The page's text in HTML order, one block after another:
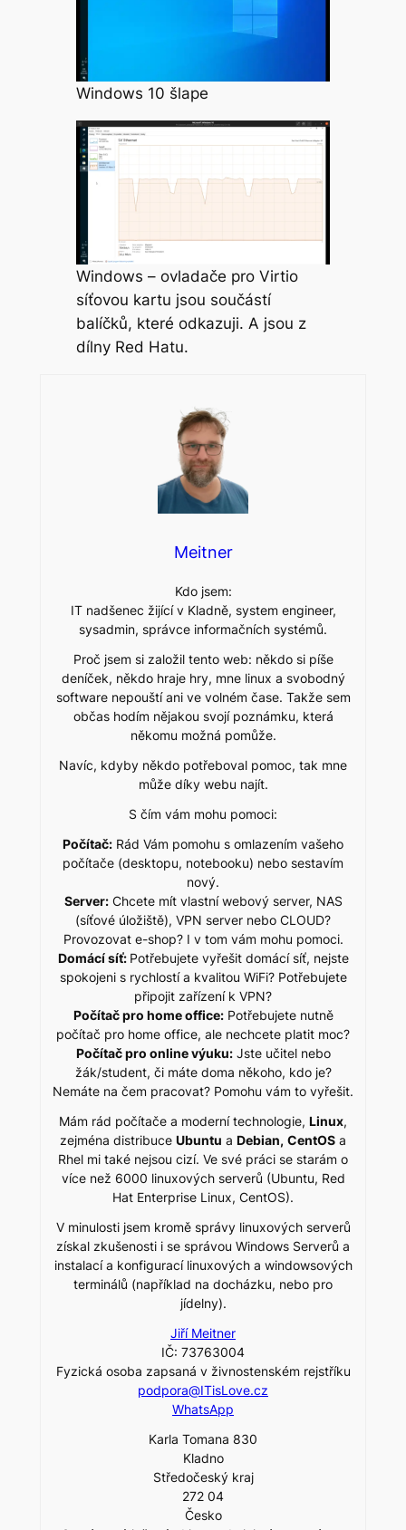
Windows 10 šlape
Windows – ovladače pro Virtio
síťovou kartu jsou součástí
balíčků, které odkazuji. A jsou z
dílny Red Hatu.
Meitner
Kdo jsem:
IT nadšenec žijící v Kladně, system engineer,
sysadmin, správce informačních systémů.
Proč jsem si založil tento web: někdo si píše
deníček, někdo hraje hry, mne linux a svobodný
software nepouští ani ve volném čase. Takže sem
občas hodím nějakou svojí poznámku, která
někomu možná pomůže.
Navíc, kdyby někdo potřeboval pomoc, tak mne
může díky webu najít.
S čím vám mohu pomoci:
Počítač: Rád Vám pomohu s omlazením vašeho
počítače (desktopu, notebooku) nebo sestavím
nový.
Server:Chcete mít vlastní webový server, NAS
(síťové úložiště), VPN server nebo CLOUD?
Provozovat e-shop? I v tom vám mohu pomoci.
Domácí síť: Potřebujete vyřešit domácí síť, nejste
spokojeni s rychlostí a kvalitou WiFi? Potřebujete
připojit zařízení k VPN?
Počítač pro home office:Potřebujete nutně
počítač pro home office, ale nechcete platit moc?
Počítač pro online výuku:Jste učitel nebo
žák/student, či máte doma někoho, kdo je?
Nemáte na čem pracovat? Pomohu vám to vyřešit.
Mám rád počítače a moderní technologie, Linux,
zejména distribuce Ubuntu a Debian, CentOS a
Rhel mi také nejsou cizí. Ve své práci se starám o
více než 6000 linuxových serverů (Ubuntu, Red
Hat Enterprise Linux, CentOS).
V minulosti jsem kromě správy linuxových serverů
získal zkušenosti i se správou Windows Serverů a
instalací a konfigurací linuxových a windowsových
terminálů (například na docházku, nebo pro
jídelny).
Jiří Meitner
IČ: 73763004
Fyzická osoba zapsaná v živnostenském rejstříku
podpora@ITisLove.cz
WhatsApp
Karla Tomana 830
Kladno
Středočeský kraj
272 04
Česko